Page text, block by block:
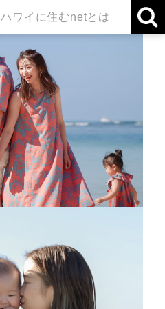
ハワイに住むnetとは